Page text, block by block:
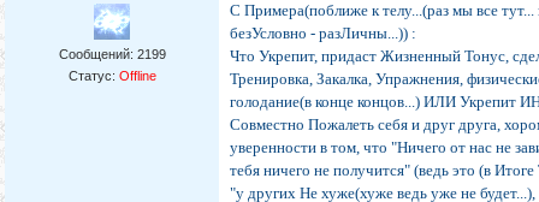
Сообщений: 2199
Статус: Offline
С Примера(поближе к телу...(раз мы все
безУсловно - разЛичны...)) :
Что Укрепит, придаст Жизненный Тонус,
Тренировка, Закалка, Упражнения,
голодание(в конце концов...) ИЛИ Укрепит
Совместно Пожалеть себя и друг друга,
уверенности в том, что "Ничего от нас не
тебя ничего не получится" (ведь это (в
"у других Не хуже(хуже ведь уже не